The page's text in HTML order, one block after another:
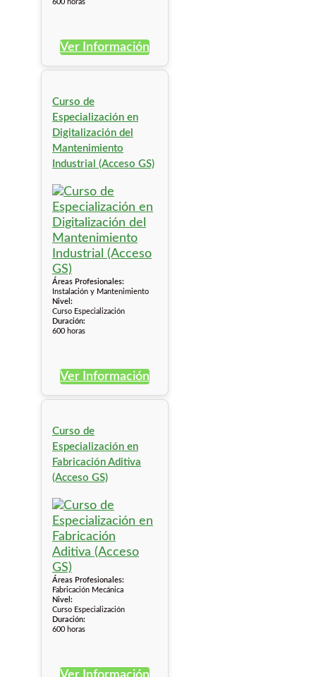
600 horas
Ver Información
Curso de
Especialización en
Digitalización del
Mantenimiento
Industrial (Acceso GS)
Áreas Profesionales:
Instalación y Mantenimiento
Nivel:
Curso Especialización
Duración:
600 horas
Ver Información
Curso de
Especialización en
Fabricación Aditiva
(Acceso GS)
Áreas Profesionales:
Fabricación Mecánica
Nivel:
Curso Especialización
Duración:
600 horas